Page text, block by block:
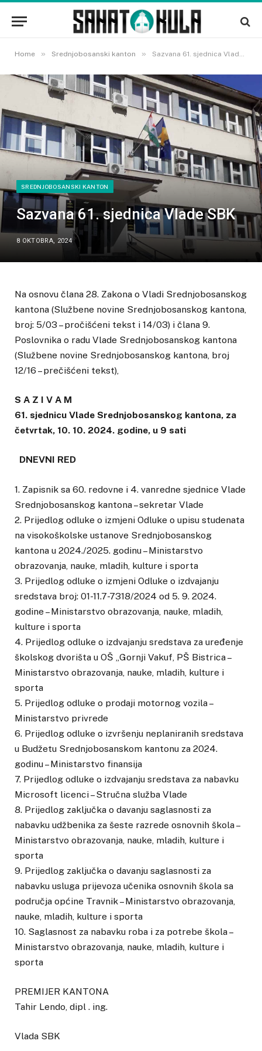
Home » Srednjobosanski kanton » Sazvana 61. sjednica Vlade SBK
SREDNJOBOSANSKI KANTON
Sazvana 61. sjednica Vlade SBK
8 OKTOBRA, 2024
Na osnovu člana 28. Zakona o Vladi Srednjobosanskog
kantona (Službene novine Srednjobosanskog kantona,
broj: 5/03 – pročišćeni tekst i 14/03) i člana 9.
Poslovnika o radu Vlade Srednjobosanskog kantona
(Službene novine Srednjobosanskog kantona, broj
12/16 – prečišćeni tekst),
S A Z I V A M
61. sjednicu Vlade Srednjobosanskog kantona, za
četvrtak, 10. 10. 2024. godine, u 9 sati
DNEVNI RED
1. Zapisnik sa 60. redovne i 4. vanredne sjednice Vlade
Srednjobosanskog kantona – sekretar Vlade
2. Prijedlog odluke o izmjeni Odluke o upisu studenata
na visokoškolske ustanove Srednjobosanskog
kantona u 2024./2025. godinu – Ministarstvo
obrazovanja, nauke, mladih, kulture i sporta
3. Prijedlog odluke o izmjeni Odluke o izdvajanju
sredstava broj: 01-11.7-7318/2024 od 5. 9. 2024.
godine – Ministarstvo obrazovanja, nauke, mladih,
kulture i sporta
4. Prijedlog odluke o izdvajanju sredstava za uređenje
školskog dvorišta u OŠ „Gornji Vakuf, PŠ Bistrica –
Ministarstvo obrazovanja, nauke, mladih, kulture i
sporta
5. Prijedlog odluke o prodaji motornog vozila –
Ministarstvo privrede
6. Prijedlog odluke o izvršenju neplaniranih sredstava
u Budžetu Srednjobosanskom kantonu za 2024.
godinu – Ministarstvo finansija
7. Prijedlog odluke o izdvajanju sredstava za nabavku
Microsoft licenci – Stručna služba Vlade
8. Prijedlog zaključka o davanju saglasnosti za
nabavku udžbenika za šeste razrede osnovnih škola –
Ministarstvo obrazovanja, nauke, mladih, kulture i
sporta
9. Prijedlog zaključka o davanju saglasnosti za
nabavku usluga prijevoza učenika osnovnih škola sa
područja općine Travnik – Ministarstvo obrazovanja,
nauke, mladih, kulture i sporta
10. Saglasnost za nabavku roba i za potrebe škola –
Ministarstvo obrazovanja, nauke, mladih, kulture i
sporta
PREMIJER KANTONA
Tahir Lendo, dipl . ing.
Vlada SBK